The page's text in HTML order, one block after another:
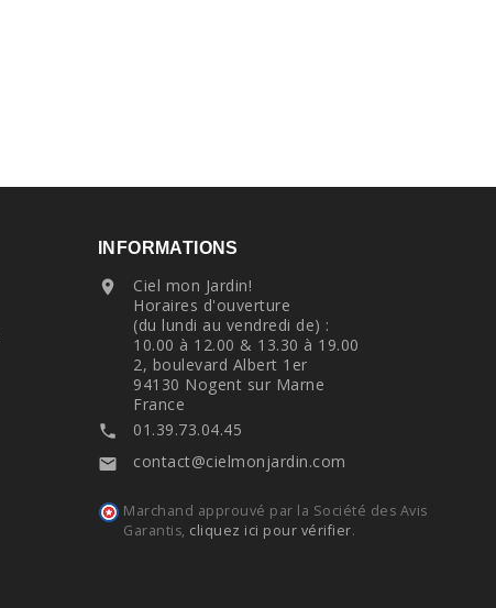
INFORMATIONS

Ciel mon Jardin!
Horaires d'ouverture
(du lundi au vendredi de) :
10.00 à 12.00 & 13.30 à 19.00
2, boulevard Albert 1er
94130 Nogent sur Marne
France
 01.39.73.04.45
 contact@cielmonjardin.com
Marchand approuvé par la Société des Avis
Garantis, cliquez ici pour vérifier.